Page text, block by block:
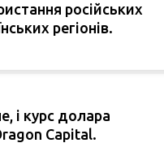
російських
регіонів.
і курс долара
Capital.